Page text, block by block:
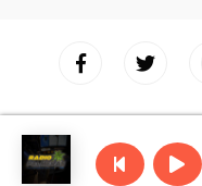
Copyright © 2026